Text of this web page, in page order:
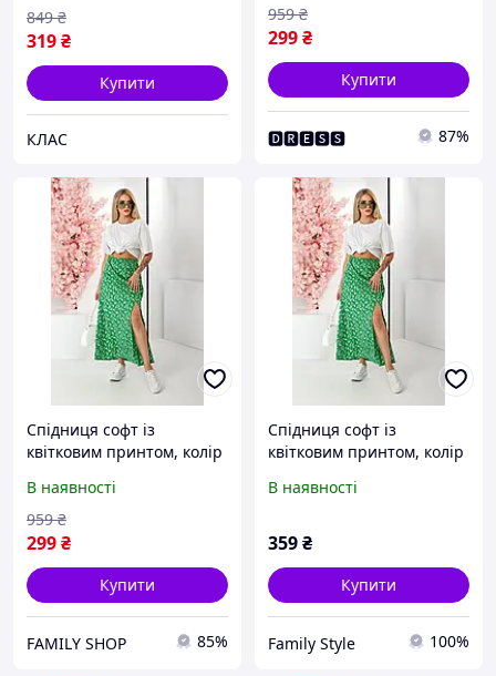
319₴
849 ₴
Купити
КЛАС
299₴
959 ₴
Купити
🅳🆁🅴🆂🆂 87%
Спідниця софт із
квітковим принтом, колір
В наявності
299₴
959 ₴
Купити
FAMILY SHOP 85%
Спідниця софт із
квітковим принтом, колір
В наявності
359₴
Купити
Family Style 100%